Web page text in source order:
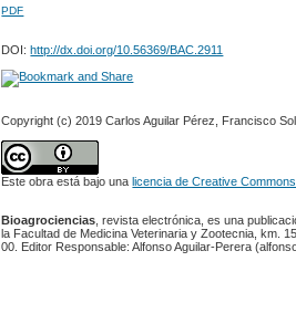
PDF
DOI:http://dx.doi.org/10.56369/BAC.2911
Copyright (c) 2019 Carlos Aguilar Pérez, Francisco
Este obra está bajo unalicencia de Creative
Bioagrociencias , revista electrónica, es una
la Facultad de Medicina Veterinaria y Zootecnia, km.
00. Editor Responsable: Alfonso Aguilar-Perera